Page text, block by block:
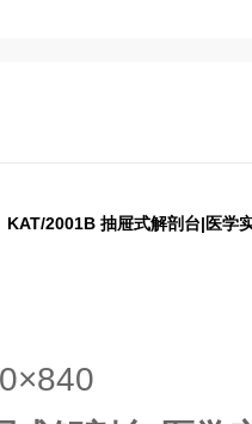
KAT/2001B 抽屉式解剖台|医学